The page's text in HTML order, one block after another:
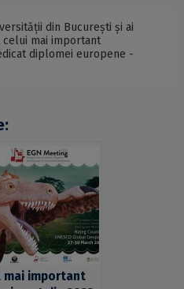
din București și ai
celui mai important
diplomei europene -
mai important